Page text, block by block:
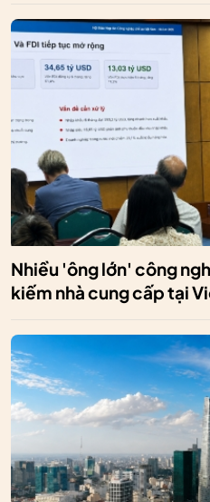
Nhiều 'ông lớn' công
kiếm nhà cung cấp tại